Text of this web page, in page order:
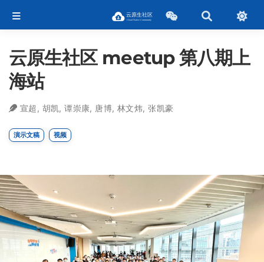
云原生社区 meetup 第八期上
海站
宣超 , 胡凯,谭崇康, 唐博,林文炜,张凯豪
演示文稿 视频